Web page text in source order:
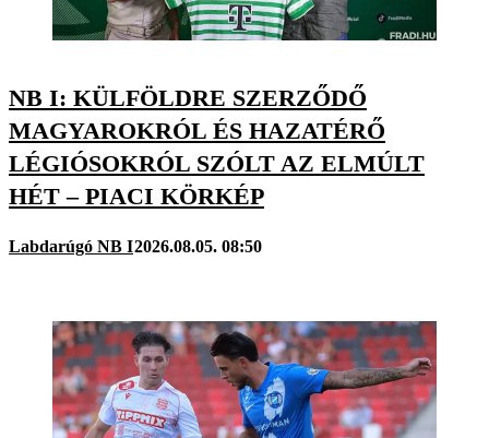
NB I: KÜLFÖLDRE SZERZŐDŐ
MAGYAROKRÓL ÉS HAZATÉRŐ
LÉGIÓSOKRÓL SZÓLT AZ ELMÚLT
HÉT – PIACI KÖRKÉP
Labdarúgó NB I2026.08.05. 08:50